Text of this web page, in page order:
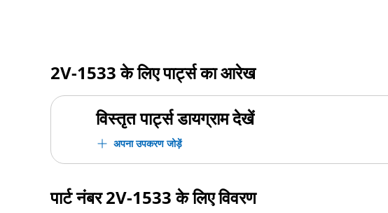
2V-1533के लिए पार्ट्स का आरेख
विस्तृत पार्ट्स डायग्राम देखें
अपना उपकरण जोड़ें
पार्ट नंबर2V-1533के लिए विवरण